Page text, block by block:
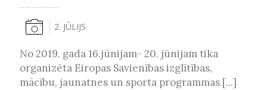
2. JŪLIJS
No 2019. gada 16.jūnijam- 20. jūnijam tika
organizēta Eiropas Savienības izglītības,
mācību, jaunatnes un sporta programmas [...]